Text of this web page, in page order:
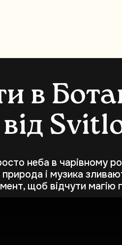
и в Бота
від Svitl
неба в чарівному
і музика
щоб відчути магію